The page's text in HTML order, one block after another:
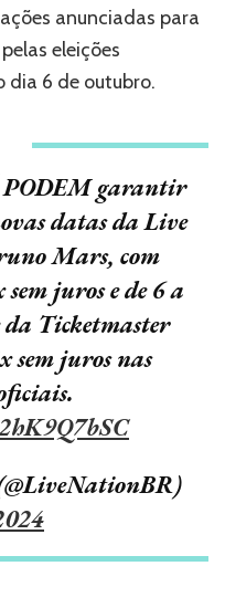
anunciadas para
eleições
dia 6 de outubro.
PODEM garantir
datas da Live
Mars, com
juros e de 6 a
Ticketmaster
sem juros nas